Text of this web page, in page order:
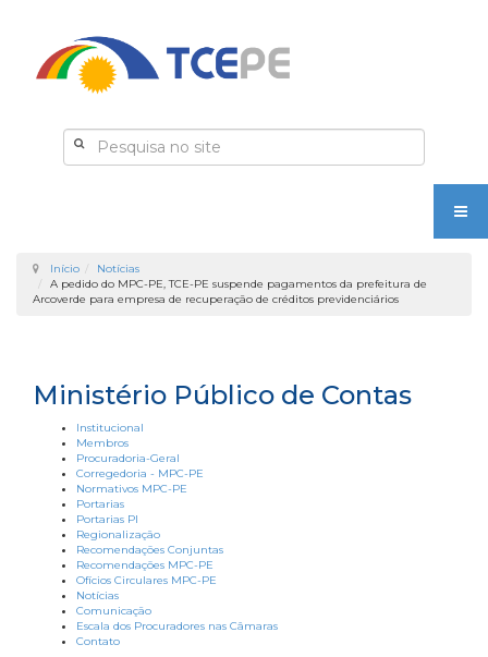
Início
Notícias
A pedido do MPC-PE, TCE-PE suspende pagamentos da prefeitura de
Arcoverde para empresa de recuperação de créditos previdenciários
Ministério Público de Contas
Institucional
Membros
Procuradoria-Geral
Corregedoria - MPC-PE
Normativos MPC-PE
Portarias
Portarias PI
Regionalização
Recomendações Conjuntas
Recomendações MPC-PE
Ofícios Circulares MPC-PE
Notícias
Comunicação
Escala dos Procuradores nas Câmaras
Contato